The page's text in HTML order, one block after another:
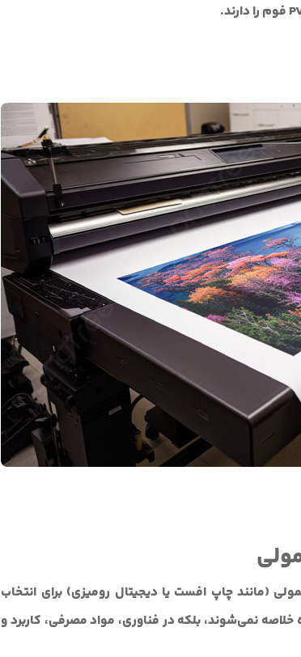
(مانند چاپ افست یا دیجیتال رومیزی) برای انتخاب
نمی‌شوند، بلکه در فناوری، مواد مصرفی، کاربرد و